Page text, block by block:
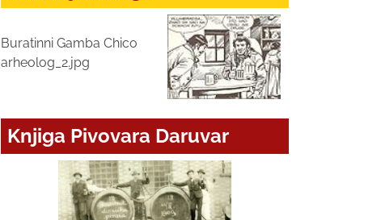
Buratinni Gamba Chico
arheolog_2.jpg
Knjiga Pivovara Daruvar